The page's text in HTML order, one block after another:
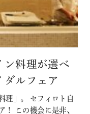
ン料理が選べ
ダルフェア
理」。 セフィロト自
！ この機会に是非、